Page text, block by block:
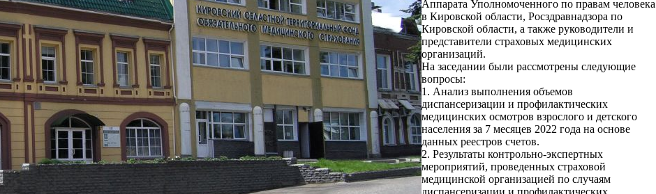
Аппарата Уполномоченного по правам человека
в Кировской области, Росздравнадзора по
Кировской области, а также руководители и
представители страховых медицинских
организаций.
На заседании были рассмотрены следующие
вопросы:
1. Анализ выполнения объемов
диспансеризации и профилактических
медицинских осмотров взрослого и детского
населения за 7 месяцев 2022 года на основе
данных реестров счетов.
2. Результаты контрольно-экспертных
мероприятий, проведенных страховой
медицинской организацией по случаям
диспансеризации и профилактических